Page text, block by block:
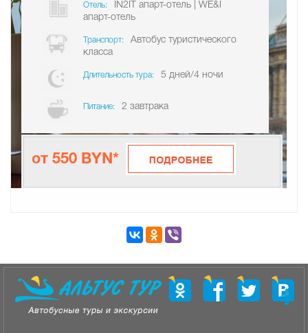
Отель:
IN2IT апарт-отель | WE&I
апарт-отель
Транспорт:
Автобус туристического
класса
Длительность тура: 5 дней/4 ночи
Питание: 2 завтрака
от 550 BYN*